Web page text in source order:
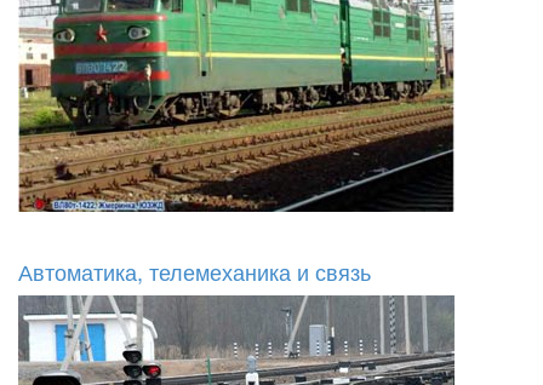
Автоматика, телемеханика и связь